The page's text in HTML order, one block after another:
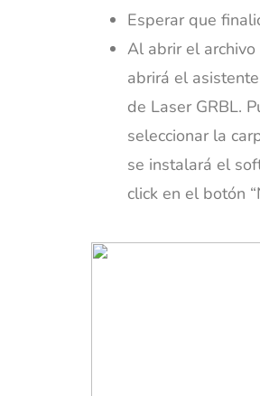
Esperar que
Al abrir el
abrirá el
de Laser GRBL.
seleccionar la
se instalará el
click en el botón